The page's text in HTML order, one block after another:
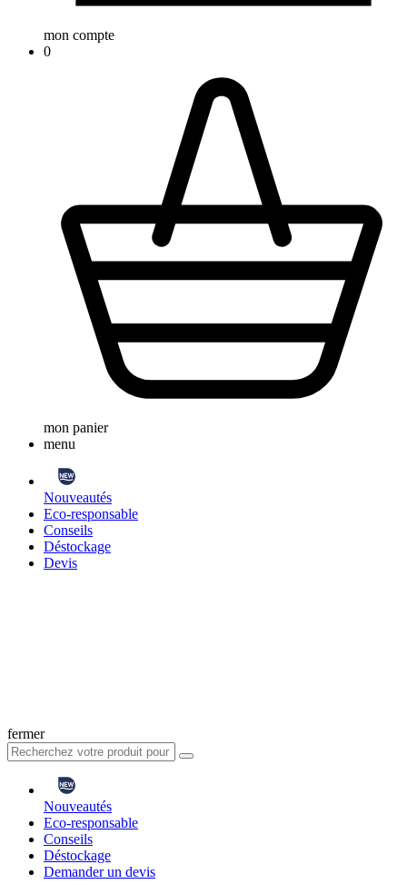
mon compte
0
mon panier
menu
Nouveautés
Eco-responsable
Conseils
Déstockage
Devis
fermer
Nouveautés
Eco-responsable
Conseils
Déstockage
Demander un devis